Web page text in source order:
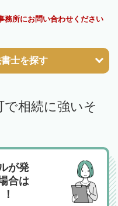
務所にお問い合わせください
士を探す
で相続に強いそ
が発
合は